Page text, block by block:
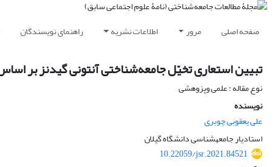
صفحه اصلی مرور اطلاعات نشریه راهنمای نویسندگان
تبیین استعاری تخیّل جامعه‌شناختی آنتونی گیدنز بر
نوع مقاله : علمی وپزوهشی
نویسنده
علی یعقوبی چوبری
استادیار جامعهشناسی دانشگاه گیلان
10.22059/jsr.2021.84521